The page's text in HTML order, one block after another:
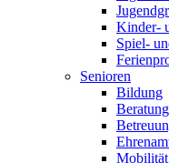
Kinder-
Spiel-
Senioren
Bildung
Beratung